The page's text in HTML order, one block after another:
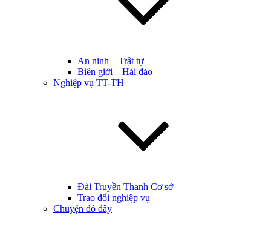
An ninh – Trật tự
Biên giới – Hải đảo
Nghiệp vụ TT-TH
Đài Truyền Thanh Cơ sở
Trao đổi nghiệp vụ
Chuyện đó đây